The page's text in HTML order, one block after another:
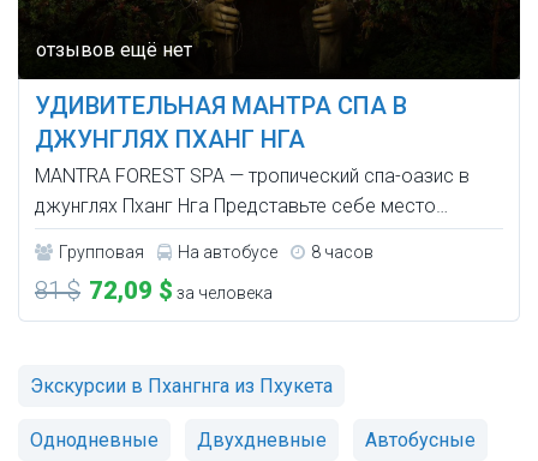
УДИВИТЕЛЬНАЯ МАНТРА СПА В
ДЖУНГЛЯХ ПХАНГ НГА
MANTRA FOREST SPA — тропический спа-оазис в
джунглях Пханг Нга Представьте себе место…
Групповая На автобусе 8 часов
81 $ 72,09 $ за человека
Экскурсии в Пхангнга из Пхукета
Однодневные Двухдневные Автобусные